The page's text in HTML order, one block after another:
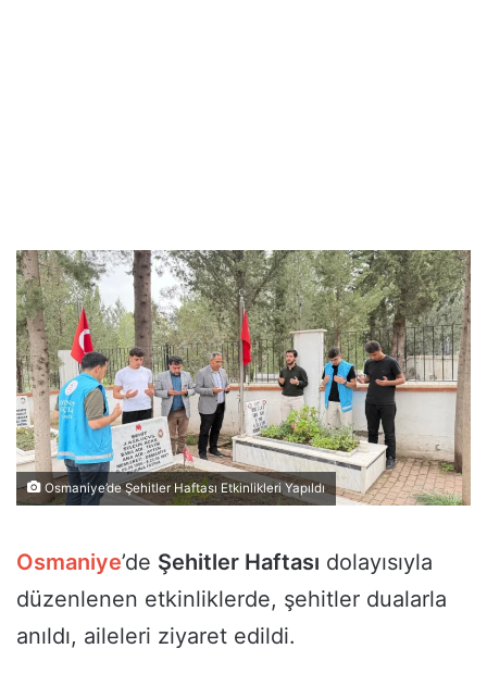
Osmaniye’de Şehitler Haftası Etkinlikleri Yapıldı
Osmaniye’de Şehitler Haftası dolayısıyla
düzenlenen etkinliklerde, şehitler dualarla
anıldı, aileleri ziyaret edildi.